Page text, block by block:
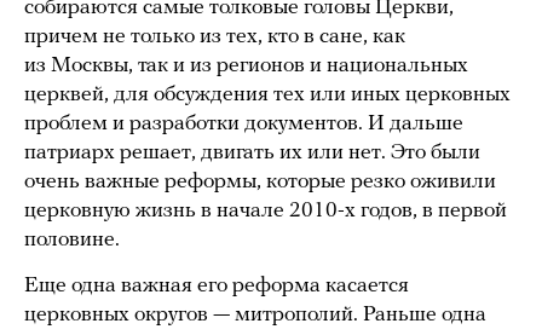
собираются самые толковые головы Церкви,
причем не только из тех, кто в сане, как
из Москвы, так и из регионов и национальных
церквей, для обсуждения тех или иных церковных
проблем и разработки документов. И дальше
патриарх решает, двигать их или нет. Это были
очень важные реформы, которые резко оживили
церковную жизнь в начале 2010-х годов, в первой
половине.
Еще одна важная его реформа касается
церковных округов — митрополий. Раньше одна